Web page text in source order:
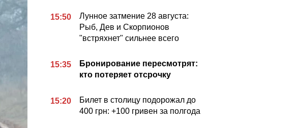
15:50
Лунное затмение 28 августа:
Рыб, Дев и Скорпионов
"встряхнет" сильнее всего
15:35
Бронирование пересмотрят:
кто потеряет отсрочку
15:20
Билет в столицу подорожал до
400 грн: +100 гривен за полгода